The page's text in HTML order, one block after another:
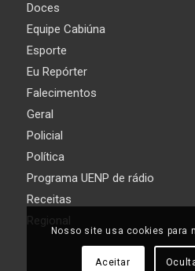
Doces
Equipe Cabiúna
Esporte
Eu Repórter
Falecimentos
Geral
Policial
Política
Programa UENP de rádio
Receitas
Regional
Nosso site usa cookies para
Aceitar